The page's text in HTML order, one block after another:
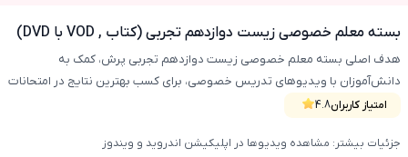
بسته معلم خصوصی زیست دوازدهم تجربی (کتاب , VOD با DVD)
امتیاز کاربران4.8
هدف اصلی بسته معلم خصوصی زیست دوازدهم تجربی پرش، کمک به
دانش‌آموزان با ویدیوهای تدریس خصوصی، برای کسب بهترین نتایج در امتحانات
نهایی و کنکوره. این محصول شامل کتاب آموزشی ، DVD و دسترسی vod می‌باشد.
جزئیات بیشتر: مشاهده ویدیوها در اپلیکیشن اندروید و ویندوز